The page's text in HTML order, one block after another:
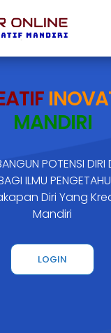
MANDIRI
POTENSI
ILMU
Diri Yang
Mandiri
LOGIN